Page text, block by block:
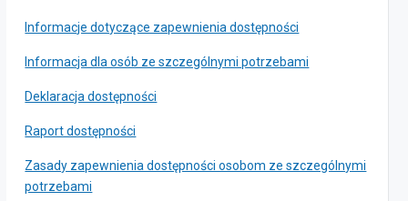
Informacje dotyczące zapewnienia dostępności
Informacja dla osób ze szczególnymi potrzebami
Deklaracja dostępności
Raport dostępności
Zasady zapewnienia dostępności osobom ze szczególnymi
potrzebami